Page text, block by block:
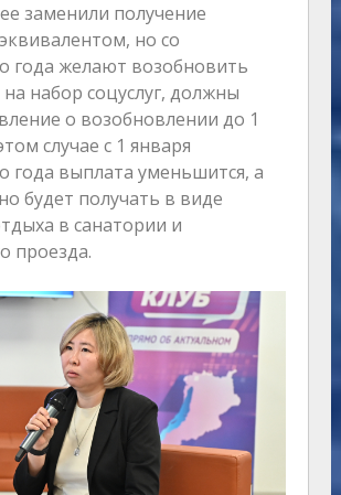
заменили получение
но со
года желают возобновить
набор соцуслуг, должны
о возобновлении до 1
случае с 1 января
года выплата уменьшится, а
будет получать в виде
в санатории и
проезда.